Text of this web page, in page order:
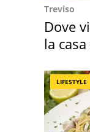
Treviso
Dove
la
LIFESTYLE